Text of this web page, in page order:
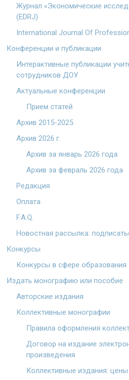
Журнал «Экономические
(EDRJ)
International Journal Of
Конференции и публикации
Интерактивные публикации
сотрудников ДОУ
Актуальные конференции
Прием статей
Архив 2015-2025
Архив 2026 г.
Архив за январь 2026 года
Архив за февраль 2026 года
Редакция
Оплата
F.A.Q.
Новостная рассылка:
Конкурсы
Конкурсы в сфере образования
Издать монографию или пособие
Авторские издания
Коллективные монографии
Правила оформления
Договор на издание
произведения
Коллективные издания: